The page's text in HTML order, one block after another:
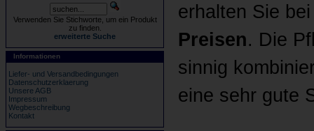
Verwenden Sie Stichworte, um ein Produkt
zu finden.
erweiterte Suche
Informationen
Liefer- und Versandbedingungen
Datenschutzerklaerung
Unsere AGB
Impressum
Wegbeschreibung
Kontakt
erhalten Sie
Preisen. Die
sinnig
eine sehr gute